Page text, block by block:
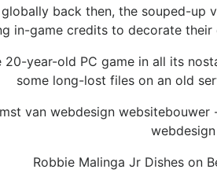
back then, the souped-
in-game credits to decorate
20-year-old PC game in all its
some long-lost files on an old
van webdesign
webdesign
Robbie Malinga Jr Dishes on